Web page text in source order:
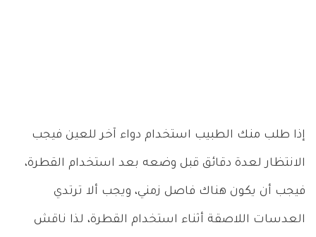
إذا طلب منك الطبيب استخدام دواء آخر للعين فيجب
الانتظار لعدة دقائق قبل وضعه بعد استخدام القطرة،
فيجب أن يكون هناك فاصل زمني، ويجب ألا ترتدي
العدسات اللاصقة أثناء استخدام القطرة، لذا ناقش